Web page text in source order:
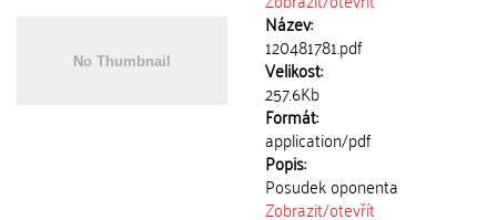
Název:
120481781.pdf
Velikost:
257.6Kb
Formát:
application/pdf
Popis:
Posudek oponenta
Zobrazit/otevřít